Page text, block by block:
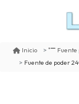
Inicio
Fuente de poder 24v